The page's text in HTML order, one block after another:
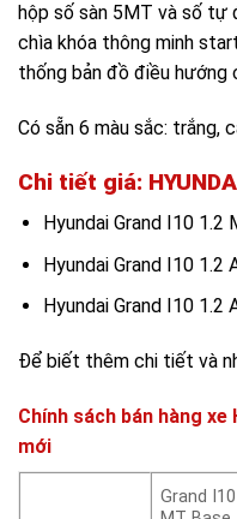
hộp số sàn 5MT và số tự
chìa khóa thông minh
thống bản đồ điều hướng
Có sẵn 6 màu sắc: trắng,
Chi tiết giá:
Hyundai Grand I10
Hyundai Grand I10
Hyundai Grand I10
Để biết thêm chi tiết và
Chính sách bán hàng
mới
Grand I10